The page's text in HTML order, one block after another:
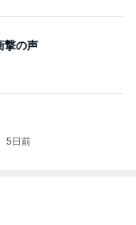
撃の声
5日前